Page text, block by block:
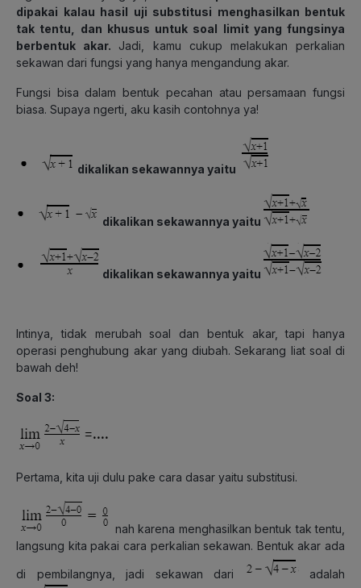
dipakai kalau hasil uji substitusi menghasilkan bentuk
tak tentu, dan khusus untuk soal limit yang fungsinya
berbentuk akar. Jadi, kamu cukup melakukan perkalian
sekawan dari fungsi yang hanya mengandung akar.
Fungsi bisa dalam bentuk pecahan atau persamaan fungsi
biasa. Supaya ngerti, aku kasih contohnya ya!
dikalikan sekawannya yaitu
dikalikan sekawannya yaitu
dikalikan sekawannya yaitu
Intinya, tidak merubah soal dan bentuk akar, tapi hanya
operasi penghubung akar yang diubah. Sekarang liat soal di
bawah deh!
Soal 3:
Pertama, kita uji dulu pake cara dasar yaitu substitusi.
nah karena menghasilkan bentuk tak tentu,
langsung kita pakai cara perkalian sekawan. Bentuk akar ada
di pembilangnya, jadi sekawan dari
adalah